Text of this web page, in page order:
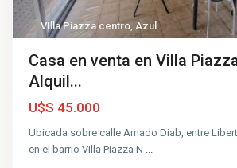
VIlla Piazza centro Azul
Casa en venta en Villa
Alquil...
U$S 45.000
Ubicada sobre calle Amado Diab, entre
en el barrio Villa Piazza N